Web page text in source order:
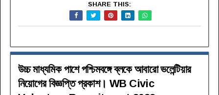
SHARE THIS:
উচ্চ মাধ্যমিক পাশে পশ্চিমবঙ্গে ব্লকে আবারো ভলেন্টিয়ার
নিয়োগের বিজ্ঞপ্তি প্রকাশ। WB Civic